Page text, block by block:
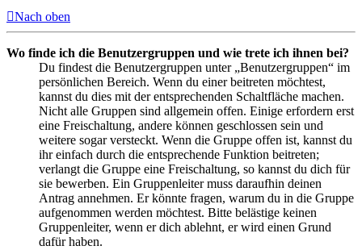
Nach oben
Wo finde ich die Benutzergruppen und wie trete ich ihnen bei?
Du findest die Benutzergruppen unter „Benutzergruppen“ im
persönlichen Bereich. Wenn du einer beitreten möchtest,
kannst du dies mit der entsprechenden Schaltfläche machen.
Nicht alle Gruppen sind allgemein offen. Einige erfordern erst
eine Freischaltung, andere können geschlossen sein und
weitere sogar versteckt. Wenn die Gruppe offen ist, kannst du
ihr einfach durch die entsprechende Funktion beitreten;
verlangt die Gruppe eine Freischaltung, so kannst du dich für
sie bewerben. Ein Gruppenleiter muss daraufhin deinen
Antrag annehmen. Er könnte fragen, warum du in die Gruppe
aufgenommen werden möchtest. Bitte belästige keinen
Gruppenleiter, wenn er dich ablehnt, er wird einen Grund
dafür haben.